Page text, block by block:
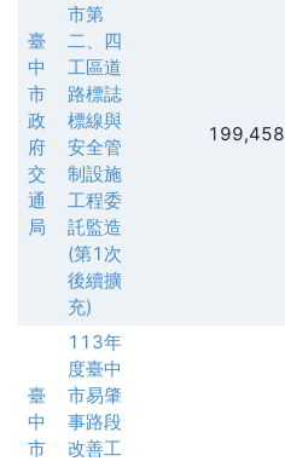
臺
中
市
政
府
交
通
局
市第
二、四
工區道
路標誌
標線與
安全管
制設施
工程委
託監造
(第1次
後續擴
充)
199,458
臺
中
市
113年
度臺中
市易肇
事路段
改善工